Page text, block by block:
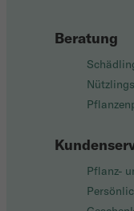
Beratung
Pflanz-